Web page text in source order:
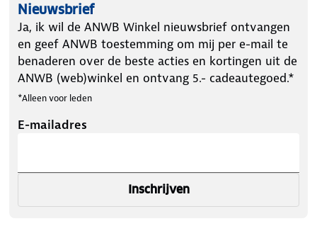
Nieuwsbrief
Ja, ik wil de ANWB Winkel nieuwsbrief ontvangen
en geef ANWB toestemming om mij per e-mail te
benaderen over de beste acties en kortingen uit de
ANWB (web)winkel en ontvang 5.- cadeautegoed.*
*Alleen voor leden
E-mailadres
Inschrijven